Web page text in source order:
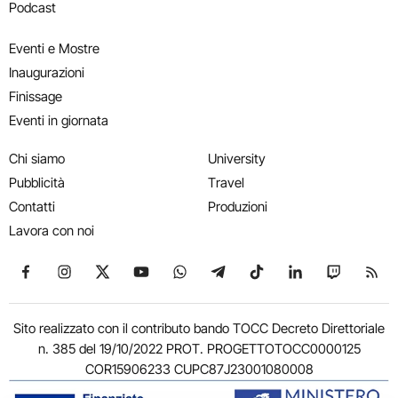
Podcast
Eventi e Mostre
Inaugurazioni
Finissage
Eventi in giornata
Chi siamo
Pubblicità
Contatti
Lavora con noi
University
Travel
Produzioni
Seguici su Facebook
Seguici su Instagram
Seguici su X
Seguici su YouTube
Seguici su WhatsApp
Seguici su Telegram
Seguici su TikTok
Seguici su
Seguici
Sito realizzato con il contributo bando TOCC Decreto Direttoriale
n. 385 del 19/10/2022 PROT. PROGETTOTOCC0000125
COR15906233 CUPC87J23001080008